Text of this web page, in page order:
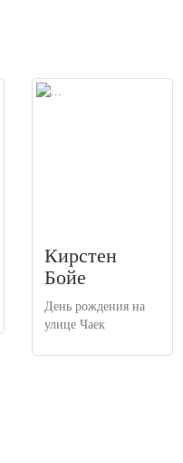
Кирстен
Бойе
День рождения на
улице Чаек